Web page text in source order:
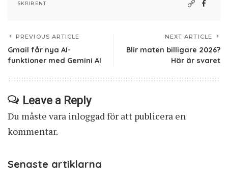
SKRIBENT
PREVIOUS ARTICLE
Gmail får nya AI-
funktioner med Gemini AI
NEXT ARTICLE
Blir maten billigare 2026?
Här är svaret
Leave a Reply
Du måste vara inloggadför att publicera en
kommentar.
Senaste artiklarna